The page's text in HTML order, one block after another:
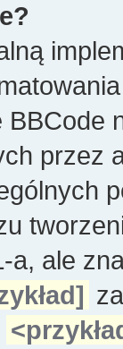
przez
a, ale